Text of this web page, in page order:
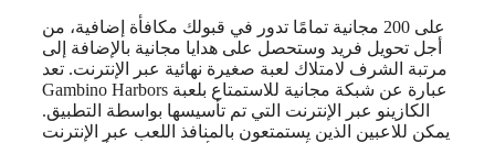
على 200 مجانية تمامًا تدور في قبولك مكافأة إضافية، من
أجل تحويل فريد وستحصل على هدايا مجانية بالإضافة إلى
مرتبة الشرف لامتلاك لعبة صغيرة نهائية عبر الإنترنت. تعد
Gambino Harbors عبارة عن شبكة مجانية للاستمتاع بلعبة
الكازينو عبر الإنترنت التي تم تأسيسها بواسطة التطبيق.
يمكن للاعبين الذين يستمتعون بالمنافذ اللعب عبر الإنترنت